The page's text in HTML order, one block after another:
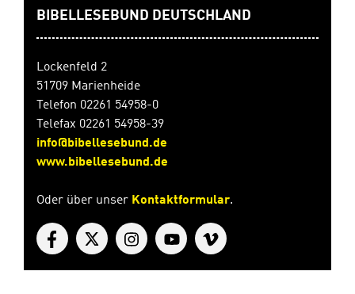
BIBELLESEBUND DEUTSCHLAND
Lockenfeld 2
51709 Marienheide
Telefon 02261 54958-0
Telefax 02261 54958-39
info@bibellesebund.de
www.bibellesebund.de
Oder über unser Kontaktformular.